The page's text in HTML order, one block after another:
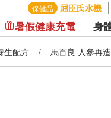
保健品 屈臣氏水機
暑假健康充電 身
生配方 / 馬百良 人參再